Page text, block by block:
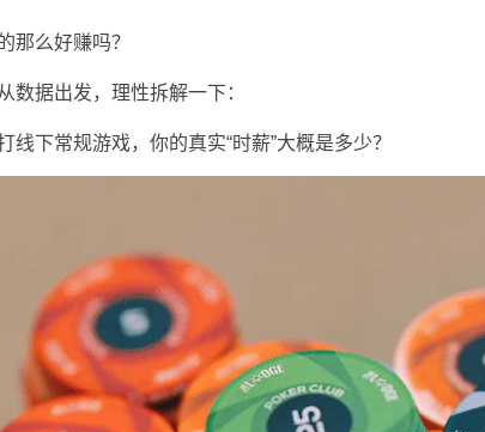
那么好赚吗？
数据出发，理性拆解一下：
线下常规游戏，你的真实“时薪”大概是多少？